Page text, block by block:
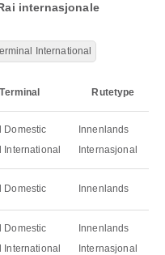
internasjonale
International
Terminal Rutetype
Domestic
International
Innenlands
Internasjonal
Domestic Innenlands
Domestic
International
Innenlands
Internasjonal